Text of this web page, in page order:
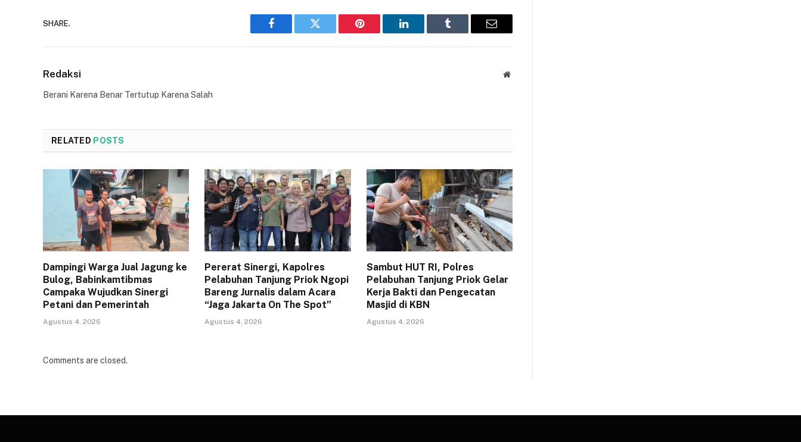
SHARE.
Facebook Twitter Pinterest LinkedIn Tumblr Email
Redaksi Website
Berani Karena Benar Tertutup Karena Salah
RELATED POSTS
Dampingi Warga Jual Jagung ke
Bulog, Babinkamtibmas
Campaka Wujudkan Sinergi
Petani dan Pemerintah
Agustus 4, 2026
Pererat Sinergi, Kapolres
Pelabuhan Tanjung Priok Ngopi
Bareng Jurnalis dalam Acara
“Jaga Jakarta On The Spot”
Agustus 4, 2026
Sambut HUT RI, Polres
Pelabuhan Tanjung Priok Gelar
Kerja Bakti dan Pengecatan
Masjid di KBN
Agustus 4, 2026
Comments are closed.